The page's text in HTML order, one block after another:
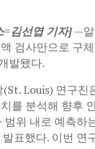
김선엽 기자]—알
검사만으로 구
발됐다.
Louis) 연구진
를 분석해 향후
위 내로 예측하
표했다. 이번 연